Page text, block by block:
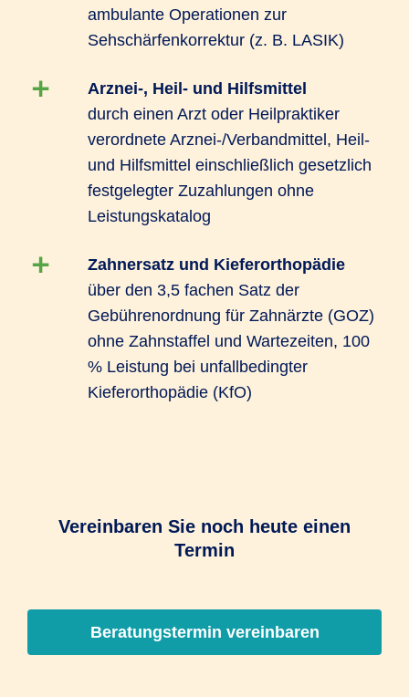
ambulante Operationen zur
Sehschärfenkorrektur (z. B. LASIK)
Arznei-, Heil- und Hilfsmittel
durch einen Arzt oder Heilpraktiker
verordnete Arznei-/Verbandmittel, Heil-
und Hilfsmittel einschließlich gesetzlich
festgelegter Zuzahlungen ohne
Leistungskatalog
Zahnersatz und Kieferorthopädie
über den 3,5 fachen Satz der
Gebührenordnung für Zahnärzte (GOZ)
ohne Zahnstaffel und Wartezeiten, 100
% Leistung bei unfallbedingter
Kieferorthopädie (KfO)
Vereinbaren Sie noch heute einen
Termin
Beratungstermin vereinbaren